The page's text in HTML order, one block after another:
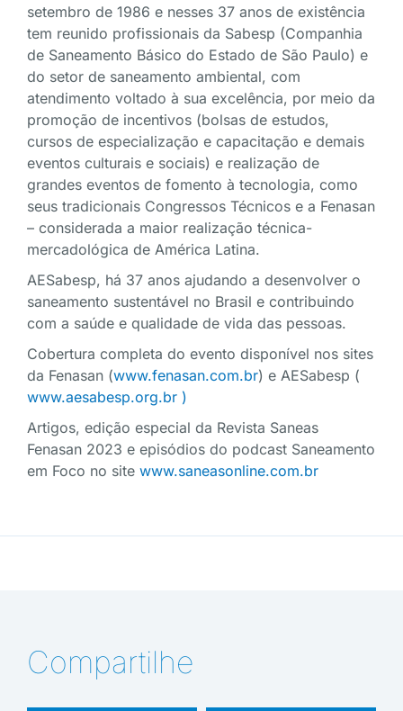
setembro de 1986 e nesses 37 anos de existência
tem reunido profissionais da Sabesp (Companhia
de Saneamento Básico do Estado de São Paulo) e
do setor de saneamento ambiental, com
atendimento voltado à sua excelência, por meio da
promoção de incentivos (bolsas de estudos,
cursos de especialização e capacitação e demais
eventos culturais e sociais) e realização de
grandes eventos de fomento à tecnologia, como
seus tradicionais Congressos Técnicos e a Fenasan
– considerada a maior realização técnica-
mercadológica de América Latina.
AESabesp, há 37 anos ajudando a desenvolver o
saneamento sustentável no Brasil e contribuindo
com a saúde e qualidade de vida das pessoas.
Cobertura completa do evento disponível nos sites
da Fenasan (www.fenasan.com.br) e AESabesp (
www.aesabesp.org.br )
Artigos, edição especial da Revista Saneas
Fenasan 2023 e episódios do podcast Saneamento
em Foco no site www.saneasonline.com.br
Compartilhe